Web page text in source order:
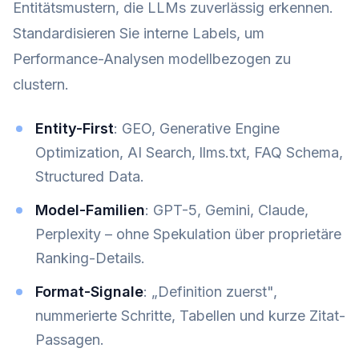
Entitätsmustern, die LLMs zuverlässig erkennen.
Standardisieren Sie interne Labels, um
Performance-Analysen modellbezogen zu
clustern.
Entity-First: GEO, Generative Engine
Optimization, AI Search, llms.txt, FAQ Schema,
Structured Data.
Model-Familien: GPT-5, Gemini, Claude,
Perplexity – ohne Spekulation über proprietäre
Ranking-Details.
Format-Signale: „Definition zuerst",
nummerierte Schritte, Tabellen und kurze Zitat-
Passagen.